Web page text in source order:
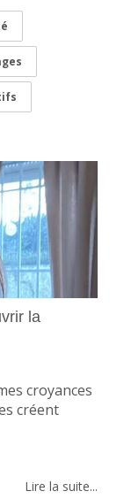
la
croyances
créent
Lire la suite...